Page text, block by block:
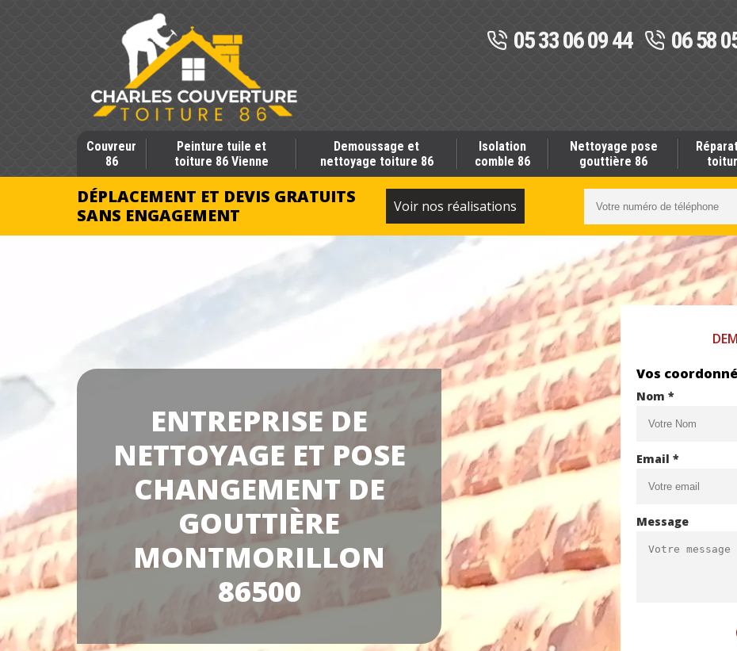
05 33 06 09 44 06 58
Couvreur
86
Peinture tuile et
toiture 86 Vienne
Demoussage et
nettoyage toiture 86
Isolation
comble 86
Nettoyage pose
gouttière 86
DÉPLACEMENT ET DEVIS GRATUITS
SANS ENGAGEMENT
Voir nos réalisations
ENTREPRISE DE
NETTOYAGE ET POSE
CHANGEMENT DE
GOUTTIÈRE
MONTMORILLON
86500
Vos
Nom *
Email *
Message